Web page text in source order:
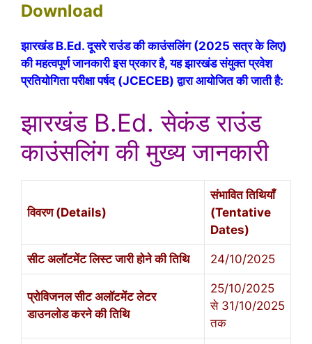
Download
झारखंड B.Ed. दूसरे राउंड की काउंसलिंग (2025 सत्र के लिए)
की महत्वपूर्ण जानकारी इस प्रकार है, यह झारखंड संयुक्त प्रवेश
प्रतियोगिता परीक्षा पर्षद (JCECEB) द्वारा आयोजित की जाती है:
झारखंड B.Ed. सेकंड राउंड
काउंसलिंग की मुख्य जानकारी
विवरण (Details)
संभावित तिथियाँ
(Tentative
Dates)
सीट अलॉटमेंट लिस्ट जारी होने की तिथि 24/10/2025
प्रोविजनल सीट अलॉटमेंट लेटर
डाउनलोड करने की तिथि
25/10/2025
से 31/10/2025
तक